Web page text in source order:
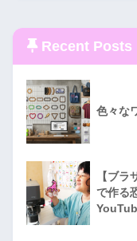
Recent Posts
色々な
【ブラ
で作る